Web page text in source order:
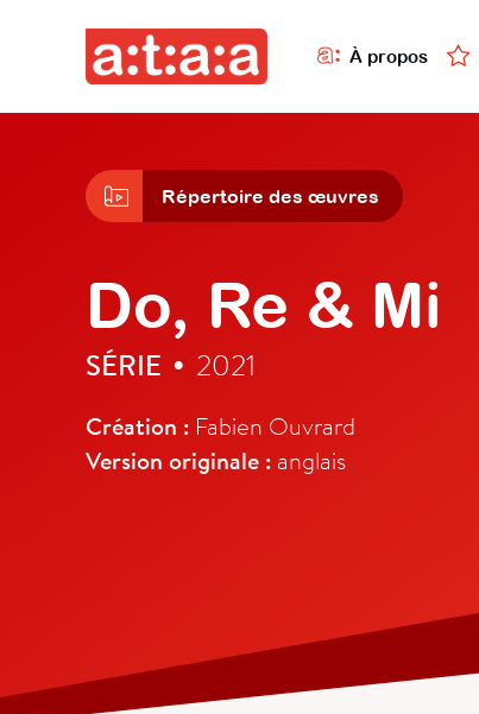
À propos
Répertoire des œuvres
Do, Re & Mi
SÉRIE • 2021
Création : Fabien Ouvrard
Version originale : anglais